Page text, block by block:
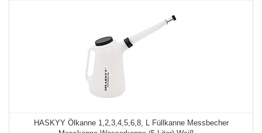
HASKYY Ölkanne 1,2,3,4,5,6,8, L Füllkanne Messbecher